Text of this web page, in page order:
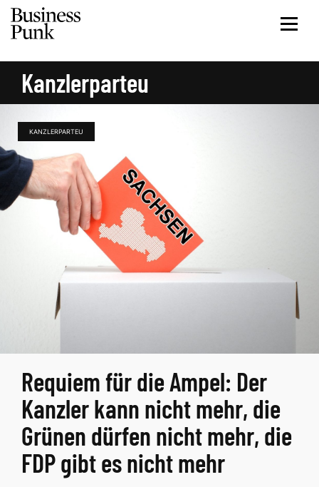
Kanzlerparteu
KANZLERPARTEU
Requiem für die Ampel: Der
Kanzler kann nicht mehr, die
Grünen dürfen nicht mehr, die
FDP gibt es nicht mehr